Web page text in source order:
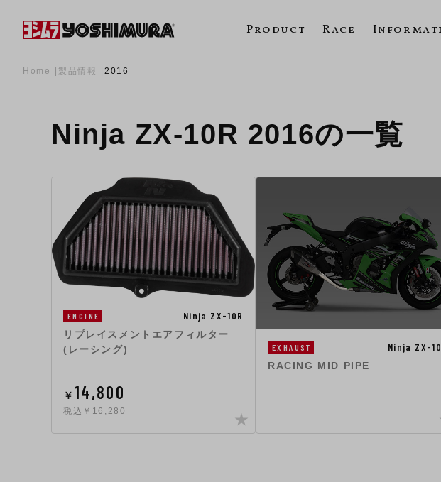
Product Race
Home 製品情報 2016
Ninja ZX-10R 2016の一覧
ENGINE Ninja ZX-10R
リプレイスメントエアフィルター
(レーシング)
￥ 14,800
税込￥16,280
EXHAUST Ninja ZX-
RACING MID PIPE